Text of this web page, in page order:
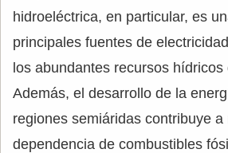
hidroeléctrica, en particular, es
principales fuentes de
los abundantes recursos hídricos
Además, el desarrollo de la
regiones semiáridas contribuye a
dependencia de combustibles